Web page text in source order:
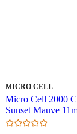
MERKE :
MICRO CELL
Micro Cell 2000
Sunset Mauve